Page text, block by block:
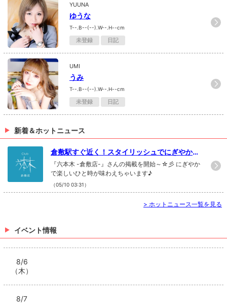
YUUNA
ゆうな
T--.B--(--).W--.H--cm
未登録 日記
UMI
うみ
T--.B--(--).W--.H--cm
未登録 日記
新着＆ホットニュース
倉敷駅すぐ近く！スタイリッシュでにぎやかな
場所♪
『六本木 -倉敷店-』さんの掲載を開始～☆彡 にぎやか
で楽しいひと時が味わえちゃいます♪
（05/10 03:31）
> ホットニュース一覧を見る
イベント情報
8/6
（木）
8/7